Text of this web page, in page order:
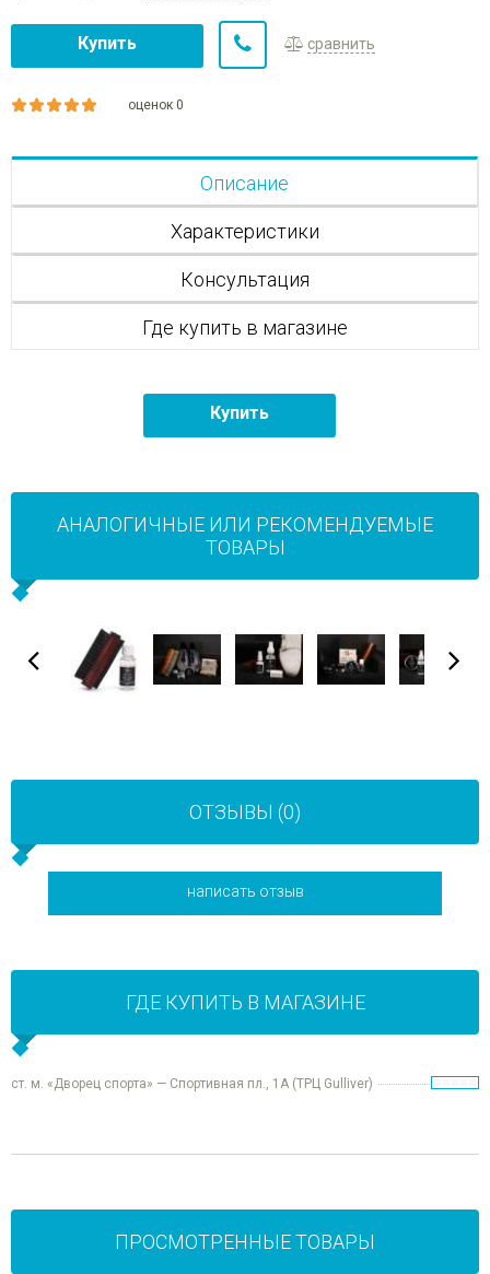
Купить сравнить
оценок 0
Описание
Характеристики
Консультация
Где купить в магазине
Купить
АНАЛОГИЧНЫЕ ИЛИ РЕКОМЕНДУЕМЫЕ
ТОВАРЫ
ОТЗЫВЫ (0)
написать отзыв
ГДЕ КУПИТЬ В МАГАЗИНЕ
ст. м. «Дворец спорта» — Спортивная пл., 1А (ТРЦ Gulliver)
ПРОСМОТРЕННЫЕ ТОВАРЫ